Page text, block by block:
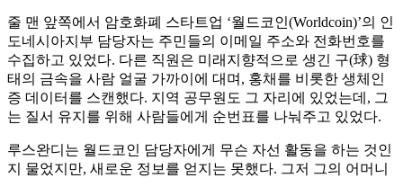
줄 맨 앞쪽에서 암호화폐 스타트업 ‘월드코인(Worldcoin)’의 인
도네시아지부 담당자는 주민들의 이메일 주소와 전화번호를
수집하고 있었다. 다른 직원은 미래지향적으로 생긴 구(球) 형
태의 금속을 사람 얼굴 가까이에 대며, 홍채를 비롯한 생체인
증 데이터를 스캔했다. 지역 공무원도 그 자리에 있었는데, 그
는 질서 유지를 위해 사람들에게 순번표를 나눠주고 있었다.
루스완디는 월드코인 담당자에게 무슨 자선 활동을 하는 것인
지 물었지만, 새로운 정보를 얻지는 못했다. 그저 그의 어머니